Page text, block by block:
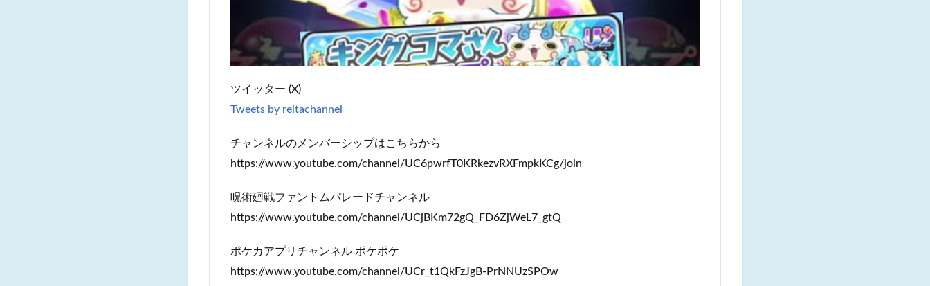
ツイッター (X)
Tweets by reitachannel
チャンネルのメンバーシップはこちらから
https://www.youtube.com/channel/UC6pwrfT0KRkezvRXFmpkKCg/join
呪術廻戦ファントムパレードチャンネル
https://www.youtube.com/channel/UCjBKm72gQ_FD6ZjWeL7_gtQ
ポケカアプリチャンネル ポケポケ
https://www.youtube.com/channel/UCr_t1QkFzJgB-PrNNUzSPOw